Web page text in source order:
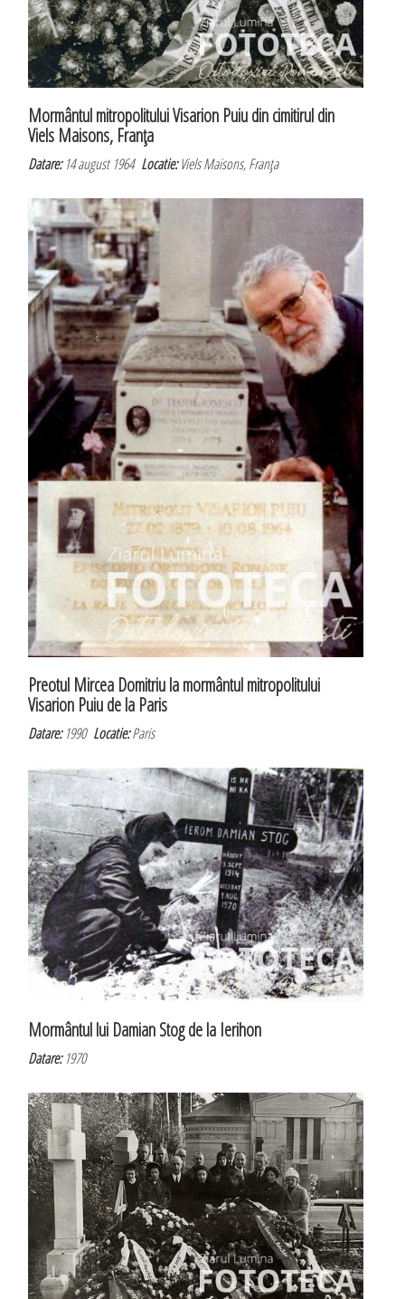
Mormântul mitropolitului Visarion Puiu din cimitirul din
Viels Maisons, Franţa
Datare:14 august 1964Locatie:Viels Maisons, Franţa
Preotul Mircea Domitriu la mormântul mitropolitului
Visarion Puiu de la Paris
Datare:1990Locatie:Paris
Mormântul lui Damian Stog de la Ierihon
Datare:1970